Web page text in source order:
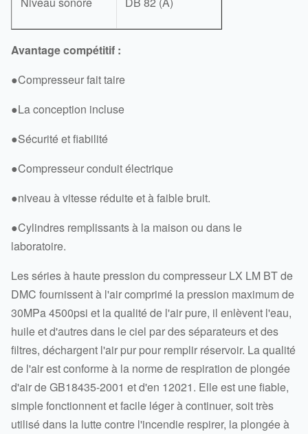
Avantage compétitif :
●Compresseur fait taire
●La conception incluse
●Sécurité et fiabilité
●Compresseur conduit électrique
●niveau à vitesse réduite et à faible bruit.
●Cylindres remplissants à la maison ou dans le
laboratoire.
Les séries à haute pression du compresseur LX LM BT de
DMC fournissent à l'air comprimé la pression maximum de
30MPa 4500psi et la qualité de l'air pure, il enlèvent l'eau,
huile et d'autres dans le ciel par des séparateurs et des
filtres, déchargent l'air pur pour remplir réservoir. La qualité
de l'air est conforme à la norme de respiration de plongée
d'air de GB18435-2001 et d'en 12021. Elle est une fiable,
simple fonctionnent et facile léger à continuer, soit très
utilisé dans la lutte contre l'incendie respirer, la plongée à